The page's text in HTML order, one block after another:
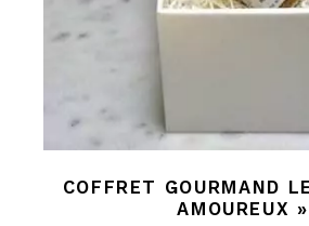
COFFRET GOURMAND
AMOUREUX »